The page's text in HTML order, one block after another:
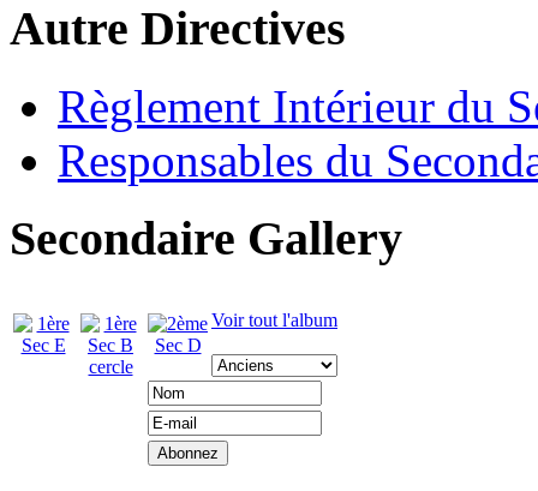
Autre Directives
Règlement Intérieur du
Responsables du
Secondaire Gallery
Voir tout l'album